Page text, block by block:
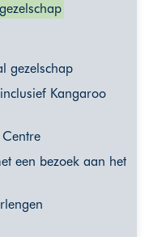
gezelschap
Kangaroo
een bezoek aan het